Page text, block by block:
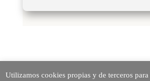
Utilizamos cookies propias y de terceros